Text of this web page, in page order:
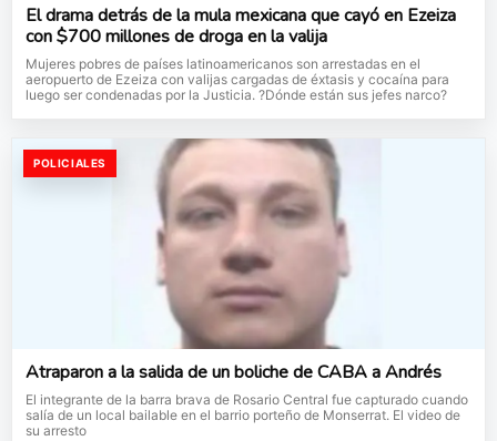
El drama detrás de la mula mexicana que cayó en Ezeiza
con $700 millones de droga en la valija
Mujeres pobres de países latinoamericanos son arrestadas en el
aeropuerto de Ezeiza con valijas cargadas de éxtasis y cocaína para
luego ser condenadas por la Justicia. ?Dónde están sus jefes narco?
POLICIALES
Atraparon a la salida de un boliche de CABA a Andrés
El integrante de la barra brava de Rosario Central fue capturado cuando
salía de un local bailable en el barrio porteño de Monserrat. El video de
su arresto